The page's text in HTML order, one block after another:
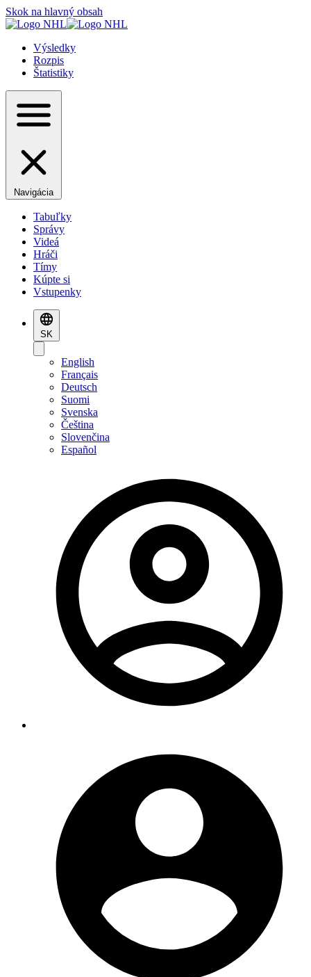
Skok na hlavný obsah
Výsledky
Rozpis
Štatistiky
Navigácia
Tabuľky
Správy
Videá
Hráči
Tímy
Kúpte si
Vstupenky
SK
English
Français
Deutsch
Suomi
Svenska
Čeština
Slovenčina
Español